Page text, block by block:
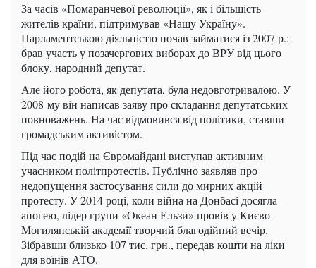
За часів «Помаранчевої революції», як і більшість
жителів країни, підтримував «Нашу Україну».
Парламентською діяльністю почав займатися із 2007 р.:
брав участь у позачергових виборах до ВРУ від цього
блоку, народний депутат.
Але його робота, як депутата, була недовготривалою. У
2008-му він написав заяву про складання депутатських
повноважень. На час відмовився від політики, ставши
громадським активістом.
Під час подій на Євромайдані виступав активним
учасником політпротестів. Публічно заявляв про
недопущення застосування сили до мирних акцій
протесту. У 2014 році, коли війна на Донбасі досягла
апогею, лідер групи «Океан Ельзи» провів у Києво-
Могилянській академії творчий благодійний вечір.
Зібравши близько 107 тис. грн., передав кошти на ліки
для воїнів АТО.